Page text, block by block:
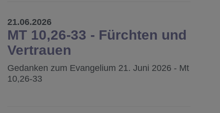
21.06.2026
MT 10,26-33 - Fürchten und
Vertrauen
Gedanken zum Evangelium 21. Juni 2026 - Mt
10,26-33